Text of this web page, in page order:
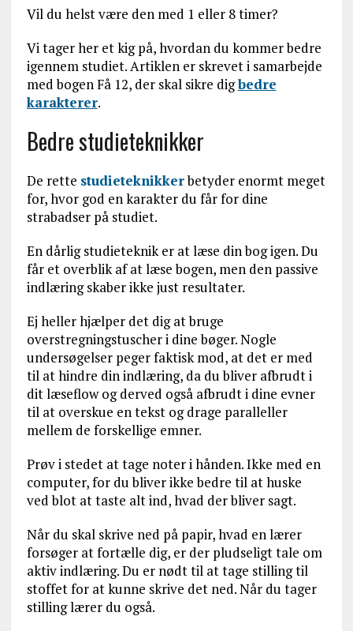
Vil du helst være den med 1 eller 8 timer?
Vi tager her et kig på, hvordan du kommer bedre
igennem studiet. Artiklen er skrevet i samarbejde
med bogen Få 12, der skal sikre digbedre
karakterer.
Bedre studieteknikker
De rette studieteknikkerbetyder enormt meget
for, hvor god en karakter du får for dine
strabadser på studiet.
En dårlig studieteknik er at læse din bog igen. Du
får et overblik af at læse bogen, men den passive
indlæring skaber ikke just resultater.
Ej heller hjælper det dig at bruge
overstregningstuscher i dine bøger. Nogle
undersøgelser peger faktisk mod, at det er med
til at hindre din indlæring, da du bliver afbrudt i
dit læseflow og derved også afbrudt i dine evner
til at overskue en tekst og drage paralleller
mellem de forskellige emner.
Prøv i stedet at tage noter i hånden. Ikke med en
computer, for du bliver ikke bedre til at huske
ved blot at taste alt ind, hvad der bliver sagt.
Når du skal skrive ned på papir, hvad en lærer
forsøger at fortælle dig, er der pludseligt tale om
aktiv indlæring. Du er nødt til at tage stilling til
stoffet for at kunne skrive det ned. Når du tager
stilling lærer du også.